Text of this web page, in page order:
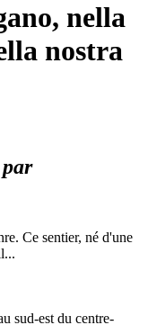
nella
nostra
Ce sentier, né d'une
sud-est du centre-